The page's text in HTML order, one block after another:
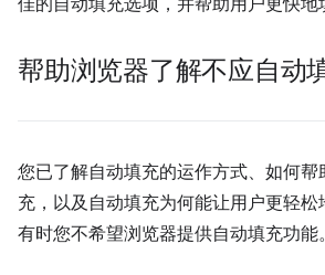
佳的自动填充选项，并帮助用户更快地
帮助浏览器了解不应自动
您已了解自动填充的运作方式、如何
充，以及自动填充为何能让用户更轻松
有时您不希望浏览器提供自动填充功能。